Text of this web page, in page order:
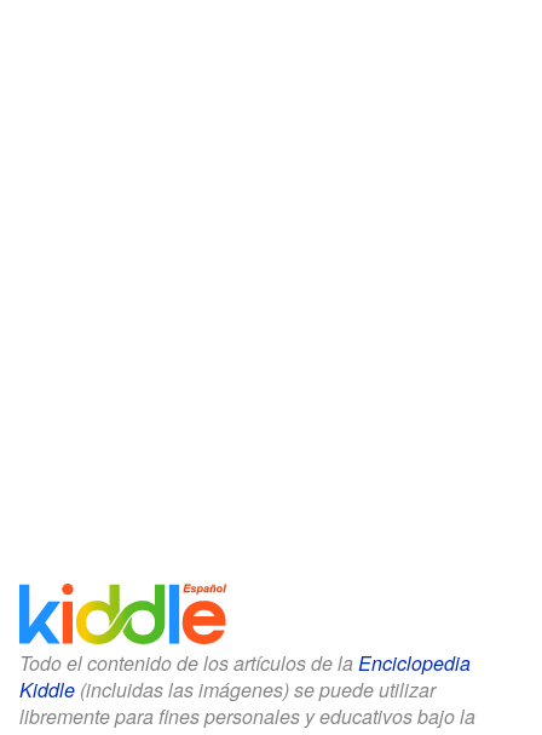
Todo el contenido de los artículos de la Enciclopedia
Kiddle (incluidas las imágenes) se puede utilizar
libremente para fines personales y educativos bajo la